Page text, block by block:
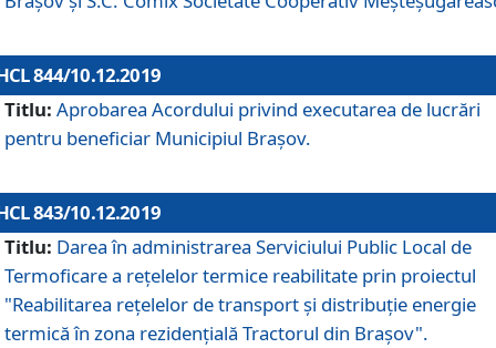
844/10.12.2019
Titlu: Aprobarea Acordului privind executarea de lucrări
pentru beneficiar Municipiul Brașov.
843/10.12.2019
Titlu: Darea în administrarea Serviciului Public Local de
Termoficare a rețelelor termice reabilitate prin proiectul
"Reabilitarea reţelelor de transport şi distribuţie energie
termică în zona rezidenţială Tractorul din Braşov".